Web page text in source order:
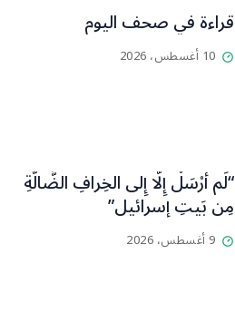
قراءة في صحف اليوم
10 أغسطس، 2026
“لَم أُرْسَلْ إِلَّا إِلى الخِرافِ الضَّالَّةِ
مِن بَيتِ إسرائيل”
9 أغسطس، 2026